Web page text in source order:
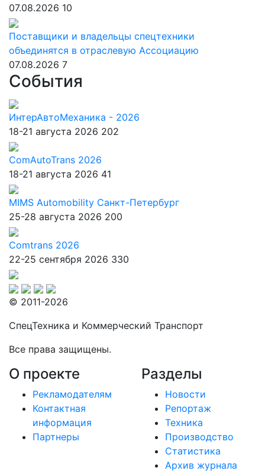
07.08.2026 10
Поставщики и владельцы спецтехники
объединятся в отраслевую Ассоциацию
07.08.2026 7
События
ИнтерАвтоМеханика - 2026
18-21 августа 2026 202
ComAutoTrans 2026
18-21 августа 2026 41
MIMS Automobility Санкт-Петербург
25-28 августа 2026 200
Comtrans 2026
22-25 сентября 2026 330
© 2011-2026
СпецТехника и Коммерческий Транспорт
Все права защищены.
О проекте
Рекламодателям
Контактная
информация
Партнеры
Разделы
Новости
Репортаж
Техника
Производство
Статистика
Архив журнала